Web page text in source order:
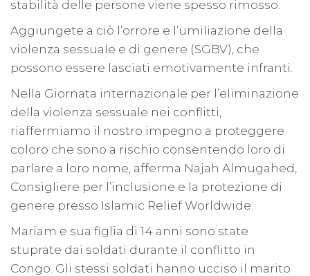
stabilità delle persone viene spesso rimosso.
Aggiungete a ciò l’orrore e l’umiliazione della
violenza sessuale e di genere (SGBV), che
possono essere lasciati emotivamente infranti.
Nella Giornata internazionale per l’eliminazione
della violenza sessuale nei conflitti,
riaffermiamo il nostro impegno a proteggere
coloro che sono a rischio consentendo loro di
parlare a loro nome, afferma Najah Almugahed,
Consigliere per l’inclusione e la protezione di
genere presso Islamic Relief Worldwide.
Mariam e sua figlia di 14 anni sono state
stuprate dai soldati durante il conflitto in
Congo. Gli stessi soldati hanno ucciso il marito